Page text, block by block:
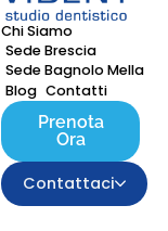
Chi Siamo
Sede Brescia
Sede Bagnolo Mella
Blog Contatti
Prenota
Ora
Contattaci